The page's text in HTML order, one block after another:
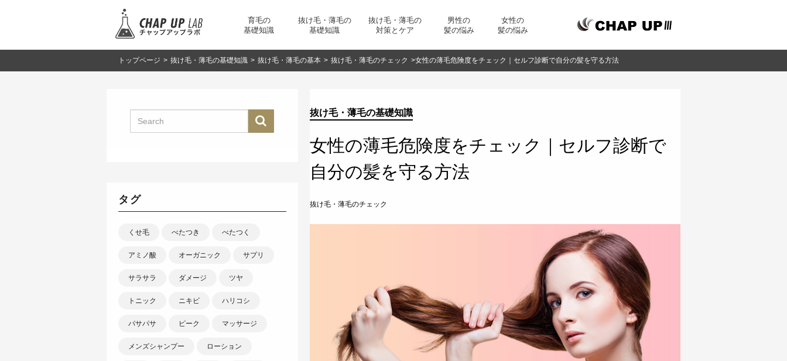
育毛の
基礎知識
抜け毛・薄毛の
基礎知識
抜け毛・薄毛の
対策とケア
男性の
髪の悩み
女性の
髪の悩み
トップページ > 抜け毛・薄毛の基礎知識 > 抜け毛・薄毛の基本 > 抜け毛・薄毛のチェック >女性の薄毛危険度をチェック｜セルフ診断で自分の髪を守る方法
抜け毛・薄毛の基礎知識
女性の薄毛危険度をチェック｜セルフ診断で
自分の髪を守る方法
抜け毛・薄毛のチェック
タグ
くせ毛 べたつき べたつく
アミノ酸 オーガニック サプリ
サラサラ ダメージ ツヤ
トニック ニキビ ハリコシ
パサパサ ピーク マッサージ
メンズシャンプー ローション